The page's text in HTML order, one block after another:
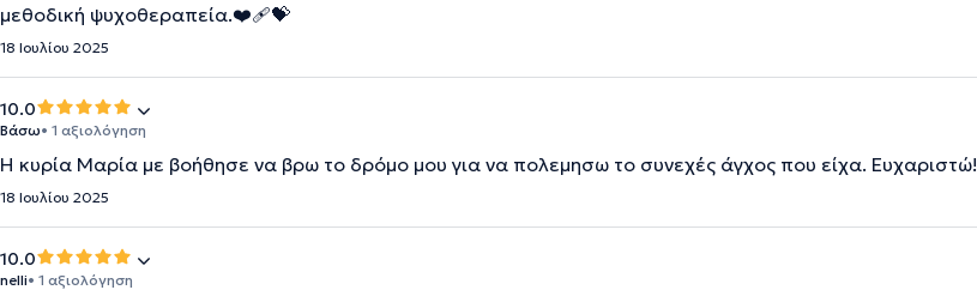
μεθοδική ψυχοθεραπεία.❤️‍🩹💝
18 Ιουλίου 2025
10.0
Βάσω• 1 αξιολόγηση
Η κυρία Μαρία με βοήθησε να βρω το δρόμο μου για να πολεμησω το συνεχές άγχος που είχα. Ευχαριστώ!
18 Ιουλίου 2025
10.0
nelli• 1 αξιολόγηση